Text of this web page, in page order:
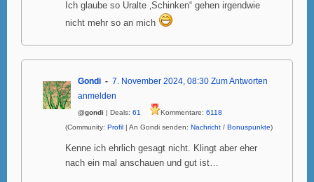
Ich glaube so Uralte ‚Schinken“ gehen irgendwie
nicht mehr so an mich
Gondi 7. November 2024, 08:30 Zum Antworten
anmelden
@gondi | Deals: 61 Kommentare: 6118
(Community: Profil | An Gondi senden: Nachricht / Bonuspunkte)
Kenne ich ehrlich gesagt nicht. Klingt aber eher
nach ein mal anschauen und gut ist…